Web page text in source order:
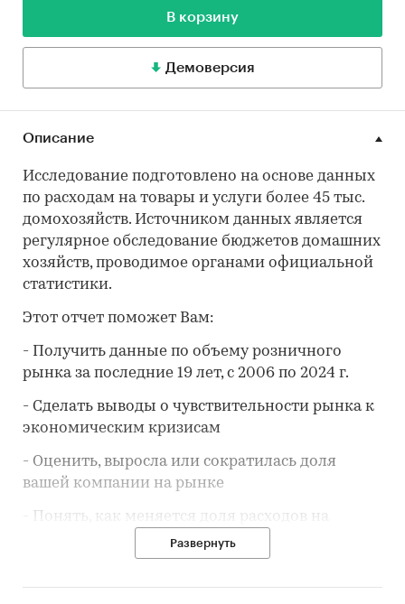
В корзину
Демоверсия
Описание
Исследование подготовлено на основе данных
по расходам на товары и услуги более 45 тыс.
домохозяйств. Источником данных является
регулярное обследование бюджетов домашних
хозяйств, проводимое органами официальной
статистики.
Этот отчет поможет Вам:
- Получить данные по объему розничного
рынка за последние 19 лет, с 2006 по 2024 г.
- Сделать выводы о чувствительности рынка к
экономическим кризисам
- Оценить, выросла или сократилась доля
вашей компании на рынке
- Понять, как меняется доля расходов на
в потребительской корзине
Развернуть